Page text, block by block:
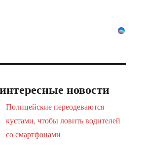
новости
Полицейские переодеваются
кустами, чтобы ловить водителей
со смартфонами